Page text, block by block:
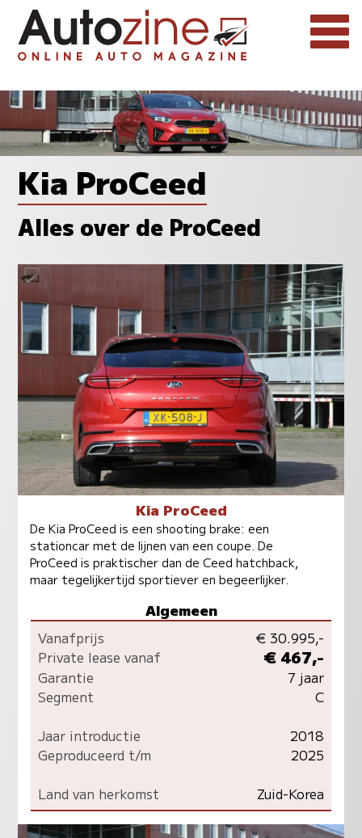
Kia ProCeed
Alles over de ProCeed
Kia ProCeed
De Kia ProCeed is een shooting brake: een
stationcar met de lijnen van een coupe. De
ProCeed is praktischer dan de Ceed hatchback,
maar tegelijkertijd sportiever en begeerlijker.
Algemeen
Vanafprijs
€ 30.995,-
Private lease vanaf
€ 467,-
Garantie
7 jaar
Segment
C
Jaar introductie
2018
Geproduceerd t/m
2025
Land van herkomst
Zuid-Korea